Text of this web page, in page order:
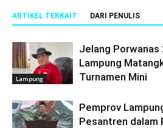
ARTIKEL TERKAIT DARI PENULIS
Lampung
Jelang Porwanas
Lampung
Turnamen Mini
Pemprov
Pesantren dalam